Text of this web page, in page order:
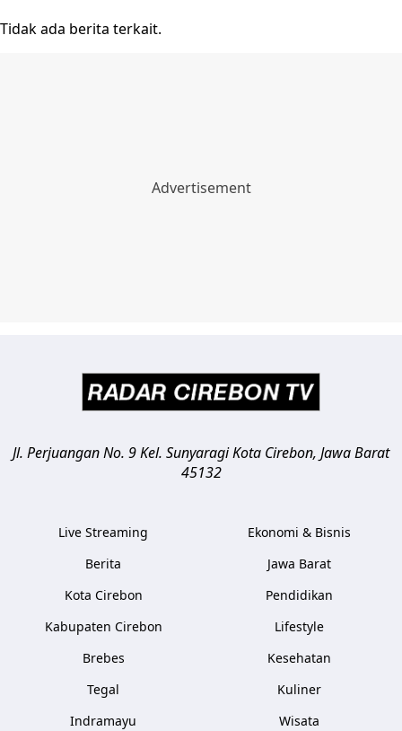
Tidak ada berita terkait.
Jl. Perjuangan No. 9 Kel. SunyaragiKota Cirebon, Jawa Barat
45132
Live Streaming
Berita
Kota Cirebon
Kabupaten Cirebon
Brebes
Tegal
Indramayu
Ekonomi & Bisnis
Jawa Barat
Pendidikan
Lifestyle
Kesehatan
Kuliner
Wisata